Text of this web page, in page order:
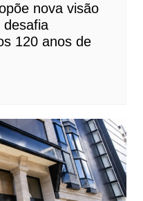
nova visão
desafia
120 anos de